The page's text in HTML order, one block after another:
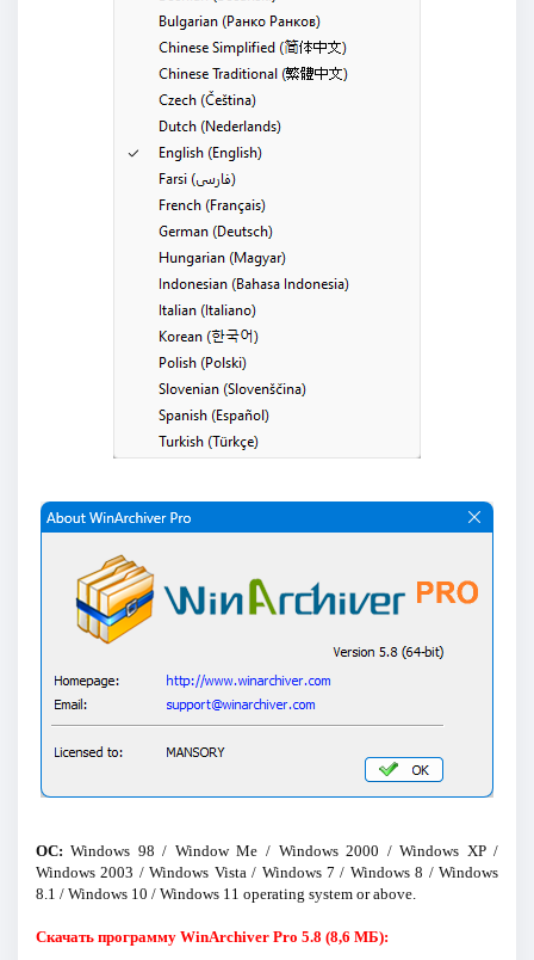
ОС: Windows 98 / Window Me / Windows 2000 / Windows XP /
Windows 2003 / Windows Vista / Windows 7 / Windows 8 / Windows
8.1 / Windows 10 / Windows 11 operating system or above.
Скачать программу WinArchiver Pro 5.8 (8,6 МБ):